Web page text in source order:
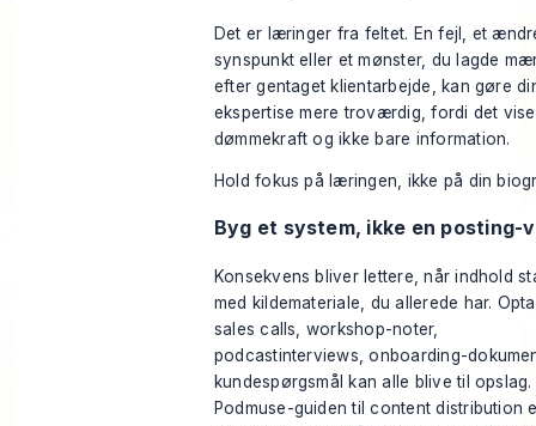
Det er læringer fra feltet. En fejl, et
synspunkt eller et mønster, du lagde
efter gentaget klientarbejde, kan gøre
ekspertise mere troværdig, fordi det
dømmekraft og ikke bare information.
Hold fokus på læringen, ikke på din
Byg et system, ikke en posting-
Konsekvens bliver lettere, når indhold
med kildemateriale, du allerede har.
sales calls, workshop-noter,
podcastinterviews, onboarding-
kundespørgsmål kan alle blive til opslag.
Podmuse-guiden til content distribution